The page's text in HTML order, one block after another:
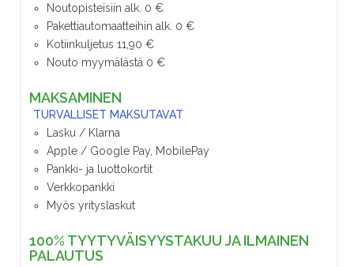
Noutopisteisiin alk. 0 €
Pakettiautomaatteihin alk. 0 €
Kotiinkuljetus 11,90 €
Nouto myymälästä 0 €
MAKSAMINEN
TURVALLISET MAKSUTAVAT
Lasku / Klarna
Apple / Google Pay, MobilePay
Pankki- ja luottokortit
Verkkopankki
Myös yrityslaskut
100% TYYTYVÄISYYSTAKUU JA ILMAINEN
PALAUTUS